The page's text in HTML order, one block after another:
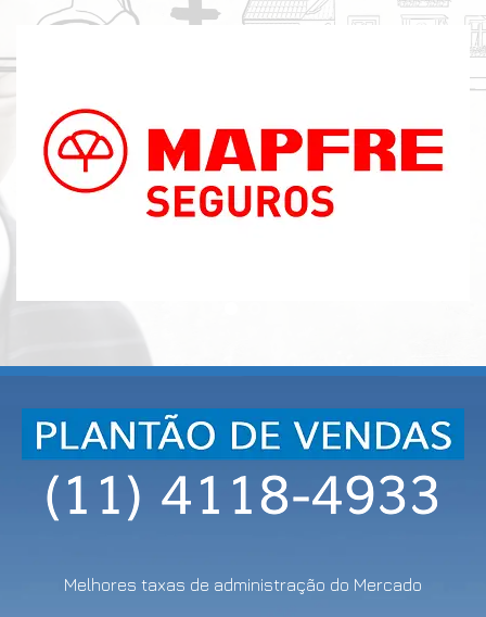
Melhores taxas de administração do Mercado